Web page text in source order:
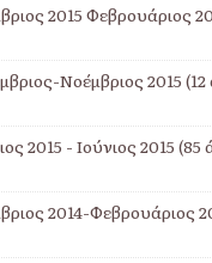
2015 Φεβρουάριος
Νοέμβριος 2015
2015 - Ιούνιος 2015 (85
2014-Φεβρουάριος